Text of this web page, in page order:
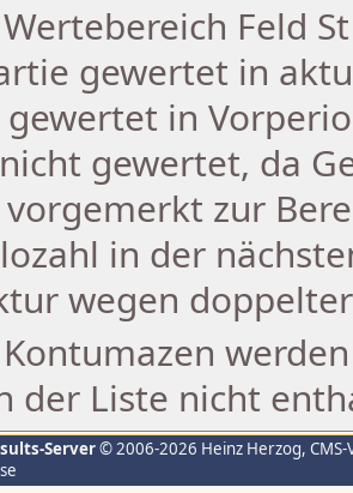
Wertebereich Feld
gewertet in
gewertet in
gewertet, da
vorgemerkt zur
in der
wegen
Kontumazen
der Liste nicht
Server© 2006-2026 Heinz Herzog,